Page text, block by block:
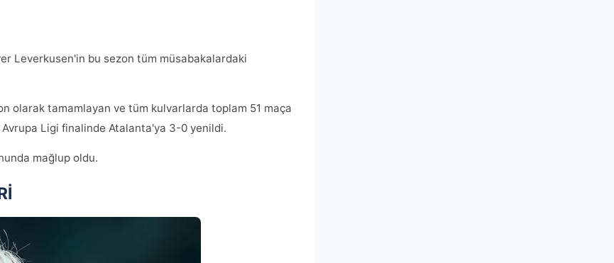
Leverkusen'in bu sezon tüm müsabakalardaki
olarak tamamlayan ve tüm kulvarlarda toplam 51 maça
Avrupa Ligi finalinde Atalanta'ya 3-0 yenildi.
mağlup oldu.